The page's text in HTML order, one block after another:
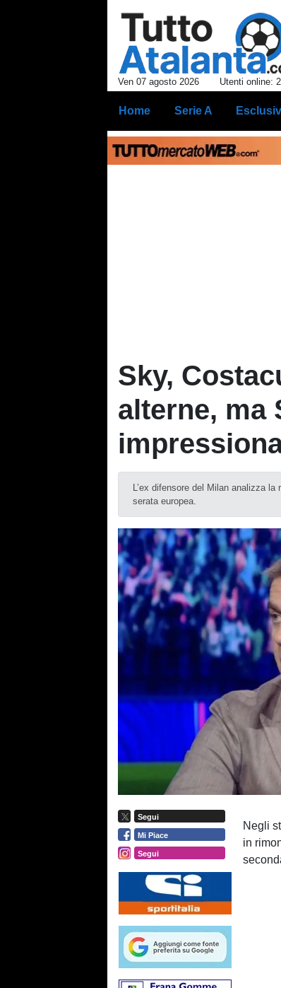
Ven 07 agosto 2026 Utenti online:
Home Serie A
Sky,
alterne, ma
L’ex difensore del Milan analizza
serata europea.
Segui
Mi Piace
Segui
Negli
in